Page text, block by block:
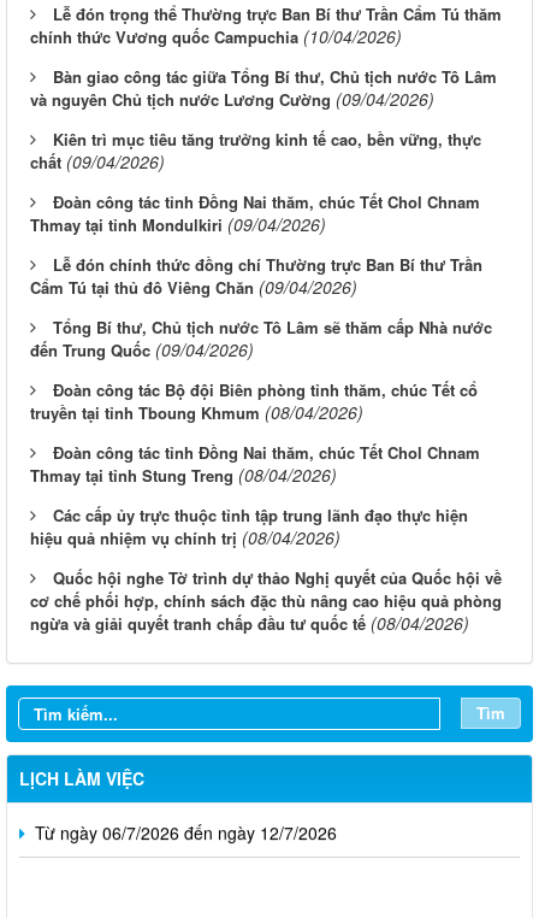
Lễ đón trọng thể Thường trực Ban Bí thư Trần Cẩm Tú thăm
chính thức Vương quốc Campuchia (10/04/2026)
Bàn giao công tác giữa Tổng Bí thư, Chủ tịch nước Tô Lâm
và nguyên Chủ tịch nước Lương Cường (09/04/2026)
Kiên trì mục tiêu tăng trưởng kinh tế cao, bền vững, thực
chất (09/04/2026)
Đoàn công tác tỉnh Đồng Nai thăm, chúc Tết Chol Chnam
Thmay tại tỉnh Mondulkiri (09/04/2026)
Lễ đón chính thức đồng chí Thường trực Ban Bí thư Trần
Cẩm Tú tại thủ đô Viêng Chăn (09/04/2026)
Tổng Bí thư, Chủ tịch nước Tô Lâm sẽ thăm cấp Nhà nước
đến Trung Quốc (09/04/2026)
Đoàn công tác Bộ đội Biên phòng tỉnh thăm, chúc Tết cổ
truyền tại tỉnh Tboung Khmum (08/04/2026)
Đoàn công tác tỉnh Đồng Nai thăm, chúc Tết Chol Chnam
Thmay tại tỉnh Stung Treng (08/04/2026)
Các cấp ủy trực thuộc tỉnh tập trung lãnh đạo thực hiện
hiệu quả nhiệm vụ chính trị (08/04/2026)
Quốc hội nghe Tờ trình dự thảo Nghị quyết của Quốc hội về
cơ chế phối hợp, chính sách đặc thù nâng cao hiệu quả phòng
ngừa và giải quyết tranh chấp đầu tư quốc tế (08/04/2026)
Tìm
LỊCH LÀM VIỆC
Từ ngày 03/8/2026 đến ngày 09/8/2026
Từ ngày 27/7/2026 đến ngày 02/8/2026
Từ ngày 20/7/2026 đến ngày 26/7/2026
Từ ngày 13/7/2026 đến ngày 18/7/2026
Từ ngày 06/7/2026 đến ngày 12/7/2026